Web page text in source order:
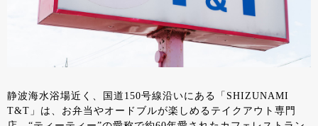
静波海水浴場近く、国道150号線沿いにある「SHIZUNAMI
T&T」は、お弁当やオードブルが楽しめるテイクアウト専門